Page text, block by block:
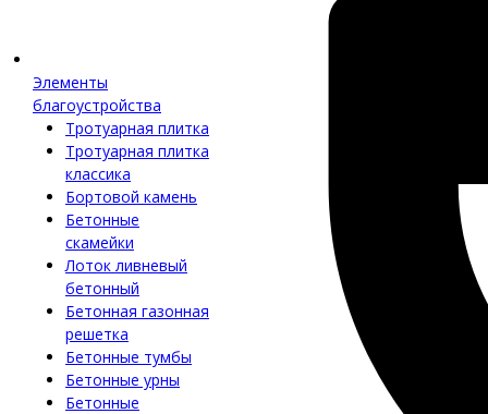
Элементы
благоустройства
Тротуарная плитка
Тротуарная плитка
классика
Бортовой камень
Бетонные
скамейки
Лоток ливневый
бетонный
Бетонная газонная
решетка
Бетонные тумбы
Бетонные урны
Бетонные